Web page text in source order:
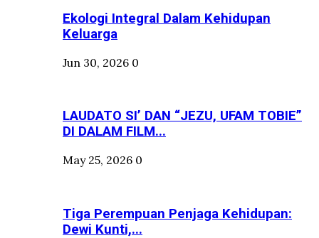
Ekologi Integral Dalam Kehidupan
Keluarga
Jun 30, 2026 0
LAUDATO SI’ DAN “JEZU, UFAM TOBIE”
DI DALAM FILM...
May 25, 2026 0
Tiga Perempuan Penjaga Kehidupan:
Dewi Kunti,...